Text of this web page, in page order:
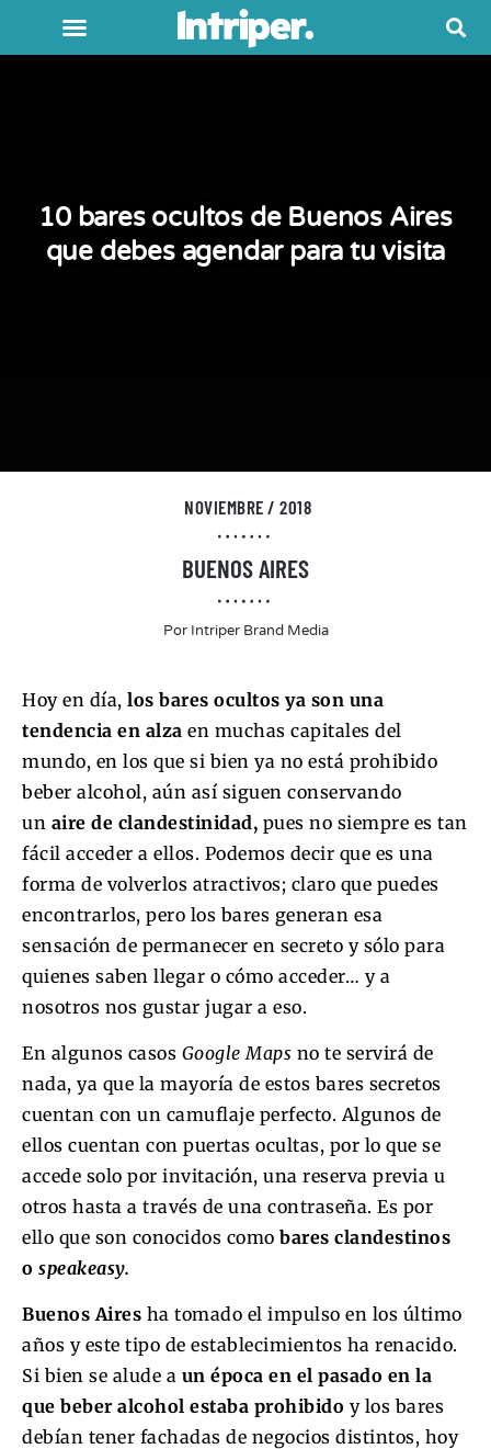
10 bares ocultos de Buenos Aires
que debes agendar para tu visita
NOVIEMBRE / 2018
BUENOS AIRES
PorIntriper Brand Media
Hoy en día, los bares ocultos ya son una
tendencia en alza en muchas capitales del
mundo, en los que si bien ya no está prohibido
beber alcohol, aún así siguen conservando
un aire de clandestinidad, pues no siempre es tan
fácil acceder a ellos. Podemos decir que es una
forma de volverlos atractivos; claro que puedes
encontrarlos, pero los bares generan esa
sensación de permanecer en secreto y sólo para
quienes saben llegar o cómo acceder… y a
nosotros nos gustar jugar a eso.
En algunos casos Google Maps no te servirá de
nada, ya que la mayoría de estos bares secretos
cuentan con un camuflaje perfecto. Algunos de
ellos cuentan con puertas ocultas, por lo que se
accede solo por invitación, una reserva previa u
otros hasta a través de una contraseña. Es por
ello que son conocidos como bares clandestinos
o speakeasy.
Buenos Aires ha tomado el impulso en los último
años y este tipo de establecimientos ha renacido.
Si bien se alude a un época en el pasado en la
que beber alcohol estaba prohibido y los bares
debían tener fachadas de negocios distintos, hoy